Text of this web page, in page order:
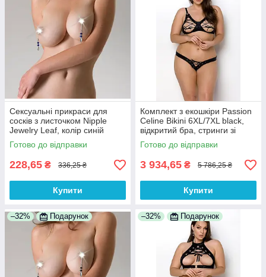
Сексуальні прикраси для
сосків з листочком Nipple
Jewelry Leaf, колір синій
100% Анонімності
Готово до відправки
228,65 ₴ 336,25 ₴
Купити
Комплект з екошкіри Passion
Celine Bikini 6XL/7XL black,
відкритий бра, стринги зі
шнурівкою
Готово до відправки
3 934,65 ₴ 5 786,25 ₴
Купити
–32% Подарунок –32% Подарунок